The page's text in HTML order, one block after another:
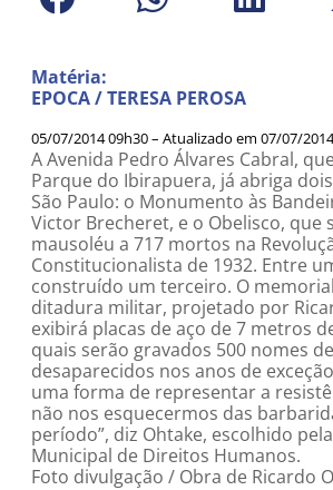
Matéria:
EPOCA / TERESA PEROSA
05/07/2014 09h30 – Atualizado em 07/07/
A Avenida Pedro Álvares Cabral,
Parque do Ibirapuera, já abriga
São Paulo: o Monumento às
Victor Brecheret, e o Obelisco, que
mausoléu a 717 mortos na
Constitucionalista de 1932. Entre
construído um terceiro. O
ditadura militar, projetado por
exibirá placas de aço de 7 metros
quais serão gravados 500 nomes
desaparecidos nos anos de
uma forma de representar a
não nos esquecermos das
período”, diz Ohtake, escolhido
Municipal de Direitos Humanos.
Foto divulgação / Obra de Ricardo